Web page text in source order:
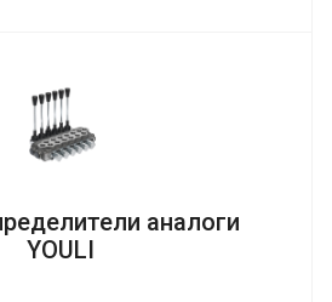
аналоги
YOULI